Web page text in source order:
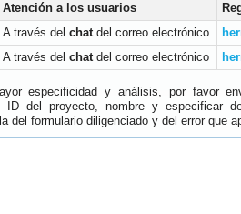
Atención a los usuarios
A través del chatdel correo electrónico
A través del chatdel correo electrónico
especificidad y análisis, por favor
del proyecto, nombre y especificar
del formulario diligenciado y del error que